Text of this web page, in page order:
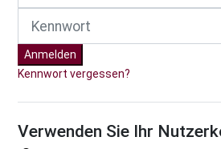
Anmelden
Kennwort vergessen?
Verwenden Sie Ihr